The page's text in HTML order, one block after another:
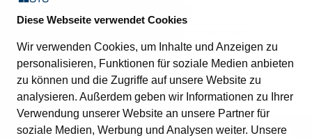
Diese Webseite verwendet Cookies
Wir verwenden Cookies, um Inhalte und Anzeigen zu
personalisieren, Funktionen für soziale Medien anbieten
zu können und die Zugriffe auf unsere Website zu
analysieren. Außerdem geben wir Informationen zu Ihrer
Verwendung unserer Website an unsere Partner für
soziale Medien, Werbung und Analysen weiter. Unsere
(SAP)
Zur Lösung